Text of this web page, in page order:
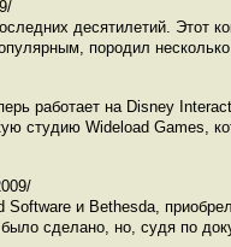
десятилетий. Этот
породил
работает на Disney
студию Wideload Games,
и Bethesda,
было сделано, но, судя по